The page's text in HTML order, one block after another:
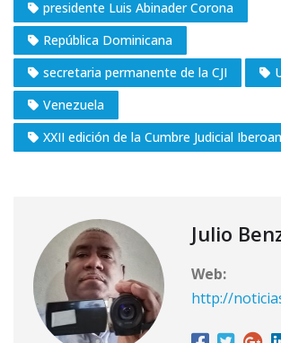
presidente Luis Abinader Corona
República Dominicana
secretaria permanente de la CJI
Venezuela
XXII edición de la Cumbre Judicial
Julio
Web:
http://